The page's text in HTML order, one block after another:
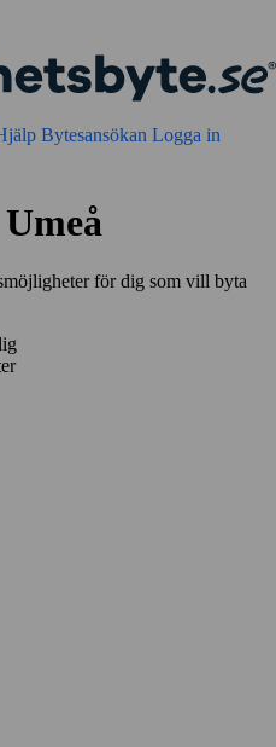
Bytesansökan Logga in
för dig som vill byta